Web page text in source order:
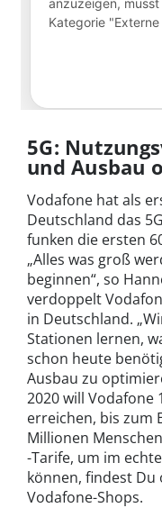
5G:
und Ausbau
Vodafone hat als
Deutschland das
funken die ersten
„Alles was groß
beginnen“, so
verdoppelt
in Deutschland.
Stationen lernen,
schon heute
Ausbau zu
2020 will Vodafone
erreichen, bis zum
Millionen
-Tarife, um im
können, findest Du
Vodafone-Shops.